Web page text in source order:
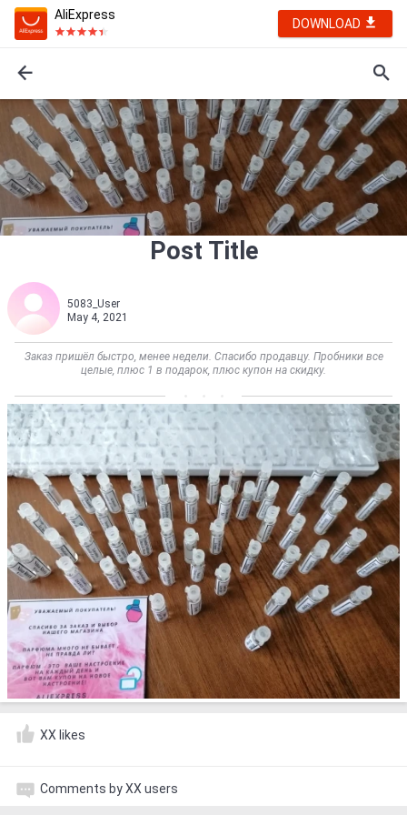
AliExpress
DOWNLOAD
Post Title
5083_User
May 4, 2021
Заказ пришёл быстро, менее недели. Спасибо продавцу. Пробники все
целые, плюс 1 в подарок, плюс купон на скидку.
XX likes
Comments by XX users